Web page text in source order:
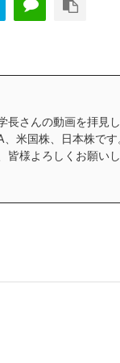
長さんの動画を拝見
米国株、日本株で
様よろしくお願いし